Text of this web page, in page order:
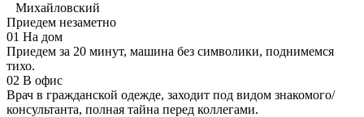
Михайловский
Приедем незаметно
01 На дом
Приедем за 20 минут, машина без символики, поднимемся
тихо.
02 В офис
Врач в гражданской одежде, заходит под видом знакомого/
консультанта, полная тайна перед коллегами.